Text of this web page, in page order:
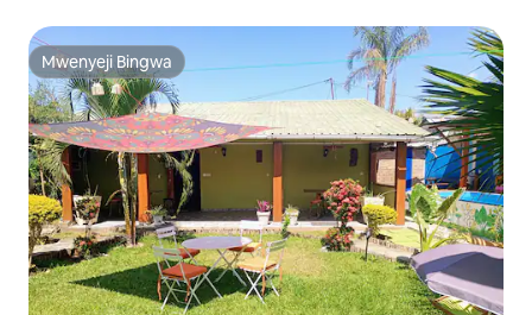
Mwenyeji Bingwa
Mwenyeji Bingwa